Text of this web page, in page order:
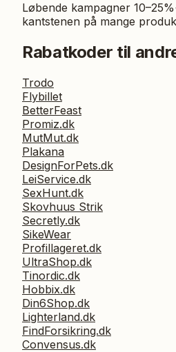
Løbende kampagner
kantstenen på mange
Rabatkoder til
Trodo
Flybillet
BetterFeast
Promiz.dk
MutMut.dk
Plakana
DesignForPets.dk
LeiService.dk
SexHunt.dk
Skovhuus Strik
Secretly.dk
SikeWear
Profillageret.dk
UltraShop.dk
Tinordic.dk
Hobbix.dk
Din6Shop.dk
Lighterland.dk
FindForsikring.dk
Convensus.dk